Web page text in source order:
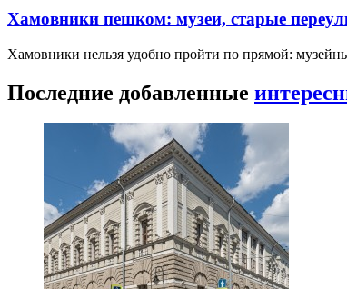
Хамовники пешком: музеи, старые
Хамовники нельзя удобно пройти по прямой:
Последние добавленные